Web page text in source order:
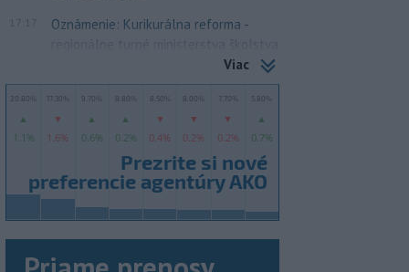
Oznámenie: Kurikurálna reforma -
regionálne turné ministerstva školstva
Viac